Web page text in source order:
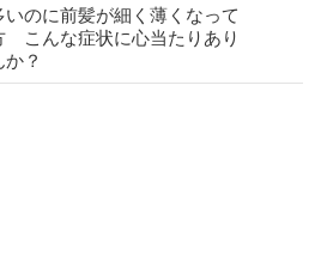
いのに前髪が細く薄くなって
こんな症状に心当たりあり
？